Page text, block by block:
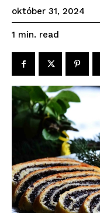
október 31, 2024
1 min. read